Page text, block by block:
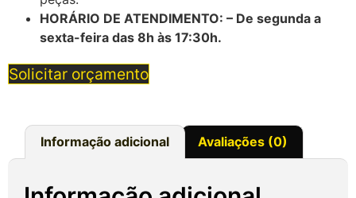
HORÁRIO DE ATENDIMENTO: – De segunda a
sexta-feira das 8h às 17:30h.
Solicitar orçamento
Informação adicional Avaliações (0)